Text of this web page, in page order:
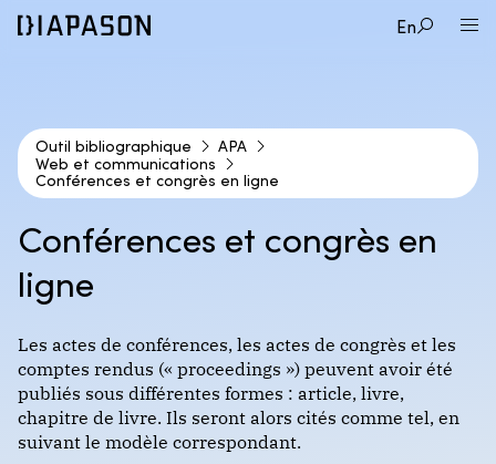
En
Outil bibliographique
APA
Web et communications
Conférences et congrès en ligne
Conférences et congrès en
ligne
Les actes de conférences, les actes de congrès et les
comptes rendus (« proceedings ») peuvent avoir été
publiés sous différentes formes : article, livre,
chapitre de livre. Ils seront alors cités comme tel, en
suivant le modèle correspondant.
1 STYLE BIBLIOGRAPHIQUE
APA
Format : auteur-date
DIONNE (Traditionnel)
2 TYPE DE DOCUMENT
Audio et vidéos
Cartes géographiques
Encyclopédies et dictionnaires
Blogue
Communication personnelle (courriel, téléphone,